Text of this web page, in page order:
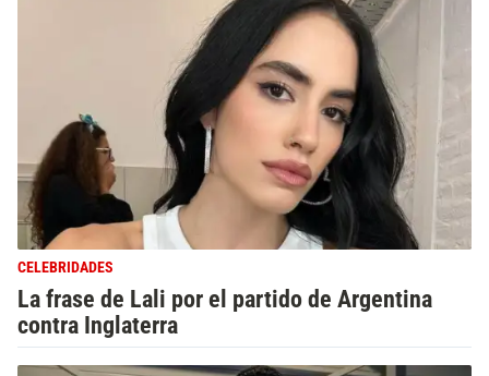
CELEBRIDADES
La frase de Lali por el partido de Argentina
contra Inglaterra